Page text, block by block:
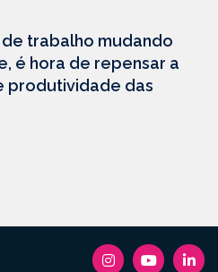
trabalho mudando
é hora de repensar a
produtividade das